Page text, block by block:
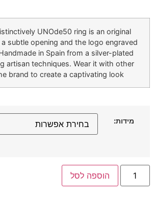
UNOde50 ring is an original
subtle opening and the logo engraved
in Spain from a silver-plated
artisan techniques. Wear it with other
brand to create a captivating look.
מידות:
הוספה לסל